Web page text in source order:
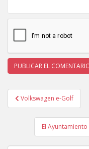
Navegación
de
entradas
Volkswagen e-Golf
El